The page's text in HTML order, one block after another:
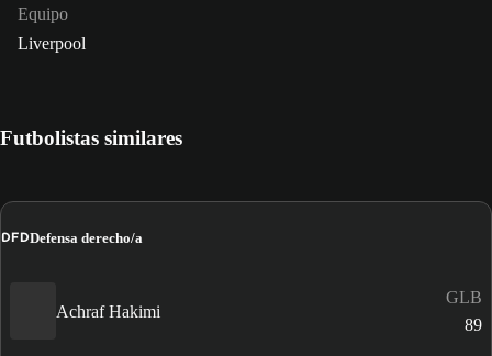
Equipo
Liverpool
Futbolistas similares
DFDDefensa derecho/a
Achraf Hakimi
GLB
89